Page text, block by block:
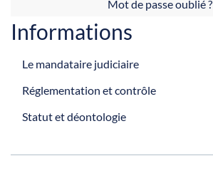
Mot de passe oublié ?
Informations
Le mandataire judiciaire
Réglementation et contrôle
Statut et déontologie